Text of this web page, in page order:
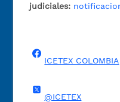
judiciales:
ICETEX COLOMBIA
@ICETEX